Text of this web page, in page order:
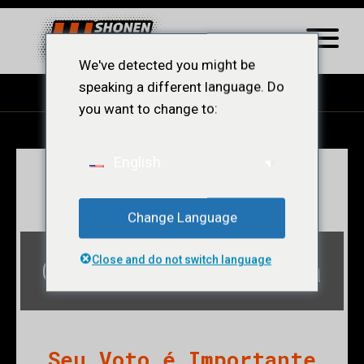
LER CAPÍTULO
Garotas da Terra
We've detected you might be
speaking a different language. Do
you want to change to:
Change Language
Close and do not switch language